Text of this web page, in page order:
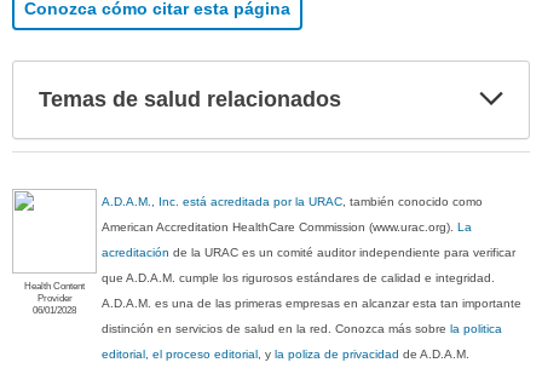
Conozca cómo citar esta página
Temas de salud relacionados
Health Content
Provider
06/01/2028
A.D.A.M., Inc. está acreditada por la URAC , también conocido como
American Accreditation HealthCare Commission (www.urac.org).La
acreditación de la URAC es un comité auditor independiente para verificar
que A.D.A.M. cumple los rigurosos estándares de calidad e integridad.
A.D.A.M. es una de las primeras empresas en alcanzar esta tan importante
distinción en servicios de salud en la red. Conozca más sobrela politica
editorial, el proceso editorial , yla poliza de privacidad de A.D.A.M.